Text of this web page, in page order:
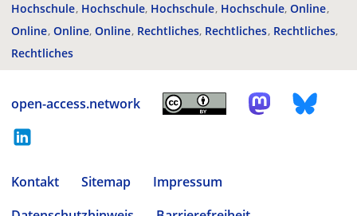
Hochschule Hochschule Hochschule Hochschule Online
Online Online Online Rechtliches Rechtliches Rechtliches
Rechtliches
open-access.network
Kontakt Sitemap
Impressum